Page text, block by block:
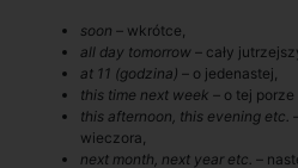
soon – wkrótce,
all day tomorrow – cały
at 11 (godzina) – o jedenastej,
this time next week – o tej
this afternoon, this evening etc.
wieczora,
next month, next year etc. –